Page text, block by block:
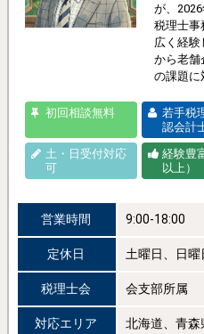
が、
税理士事
広く経
から老舗
の課題に
初回相談無料
若手税
認会計
土・日受付対応
可
経験豊
以上）
営業時間 9:00-18:00
定休日 土曜日、日曜
税理士会 会支部所属
対応エリア
北海道、青森